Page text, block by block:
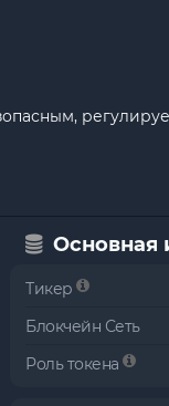
Основная
Тикер
Блокчейн Сеть
Роль токена